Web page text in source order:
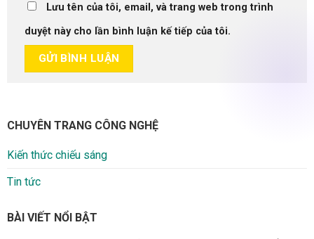
Lưu tên của tôi, email, và trang web trong trình
duyệt này cho lần bình luận kế tiếp của tôi.
CHUYÊN TRANG CÔNG NGHỆ
Kiến thức chiếu sáng
Tin tức
BÀI VIẾT NỔI BẬT